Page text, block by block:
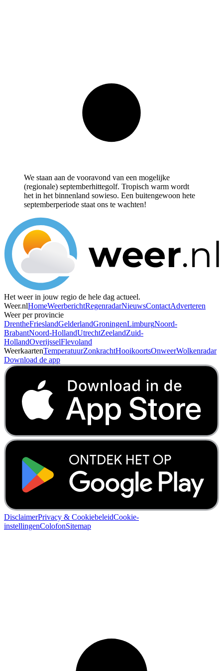
We staan aan de vooravond van een mogelijke
(regionale) septemberhittegolf. Tropisch warm wordt
het in het binnenland sowieso. Een buitengewoon hete
septemberperiode staat ons te wachten!
Het weer in jouw regio de hele dag actueel.
Weer.nlHomeWeerberichtRegenradarNieuwsContactAdverteren
Weer per provincie
DrentheFrieslandGelderlandGroningenLimburgNoord-
BrabantNoord-HollandUtrechtZeelandZuid-
HollandOverijsselFlevoland
WeerkaartenTemperatuurZonkrachtHooikoortsOnweerWolkenradar
Download de app
DisclaimerPrivacy & CookiebeleidCookie-
instellingenColofonSitemap